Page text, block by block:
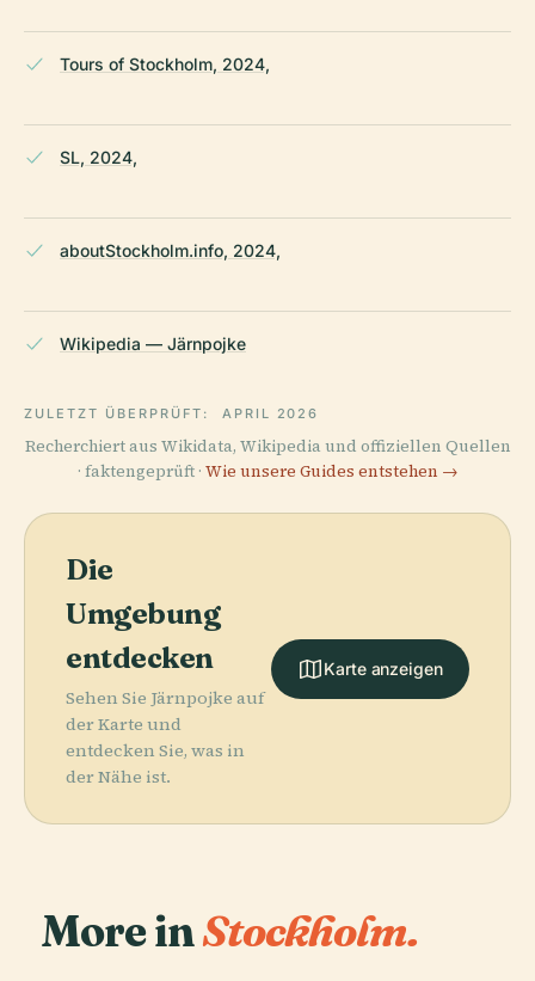
Tours of Stockholm, 2024,
SL, 2024,
aboutStockholm.info, 2024,
Wikipedia — Järnpojke
ZULETZT ÜBERPRÜFT: APRIL 2026
Recherchiert aus Wikidata, Wikipedia und offiziellen Quellen
· faktengeprüft · Wie unsere Guides entstehen →
Die
Umgebung
entdecken
Sehen Sie Järnpojke auf
der Karte und
entdecken Sie, was in
der Nähe ist.
Karte anzeigen
More inStockholm.